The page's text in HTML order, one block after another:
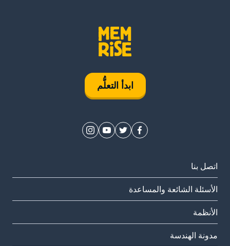
ابدأ التعلُّم
اتصل بنا
الأسئلة الشائعة والمساعدة
الأنظمة
مدونة الهندسة